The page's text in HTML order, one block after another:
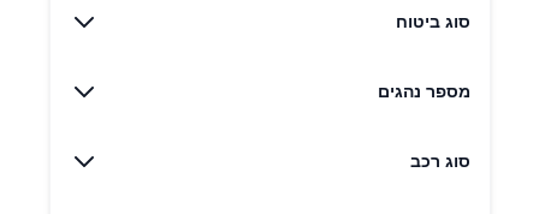
סוג ביטוח
מספר נהגים
סוג רכב